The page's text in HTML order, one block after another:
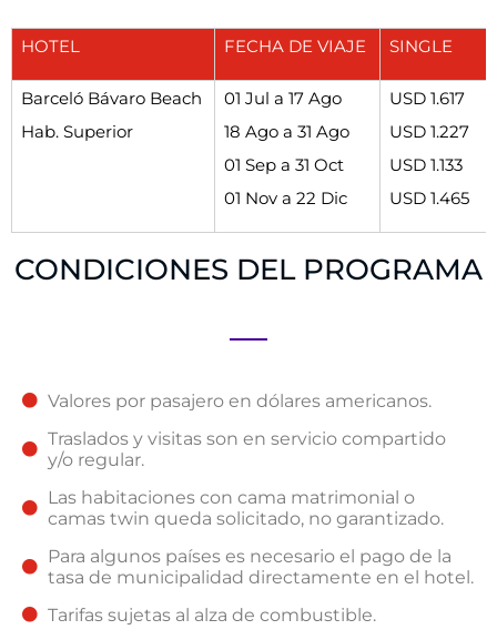
HOTEL FECHA DE VIAJE SINGLE
Barceló Bávaro Beach
Hab. Superior
01 Jul a 17 Ago
18 Ago a 31 Ago
01 Sep a 31 Oct
01 Nov a 22 Dic
USD 1.617
USD 1.227
USD 1.133
USD 1.465
CONDICIONES DEL PROGRAMA
Valores por pasajero en dólares americanos.
Traslados y visitas son en servicio compartido
y/o regular.
Las habitaciones con cama matrimonial o
camas twin queda solicitado, no garantizado.
Para algunos países es necesario el pago de la
tasa de municipalidad directamente en el hotel.
Tarifas sujetas al alza de combustible.